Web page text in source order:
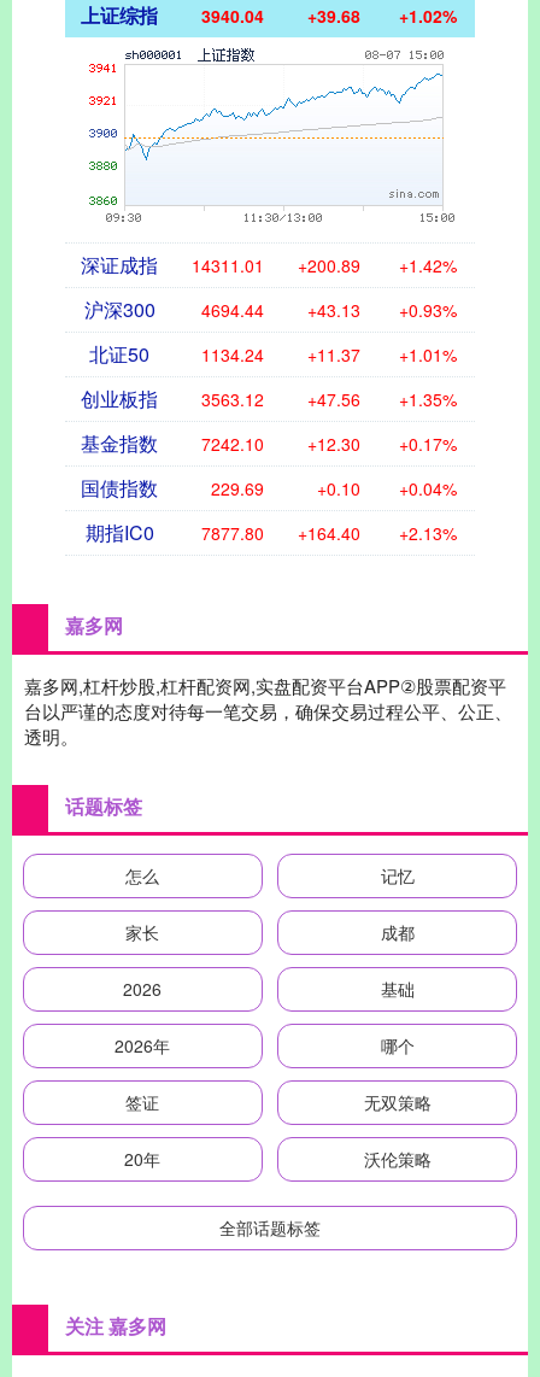
上证综指 3940.04 +39.68 +1.02%
深证成指 14311.01 +200.89 +1.42%
沪深300 4694.44 +43.13 +0.93%
北证50 1134.24 +11.37 +1.01%
创业板指 3563.12 +47.56 +1.35%
基金指数 7242.10 +12.30 +0.17%
国债指数 229.69 +0.10 +0.04%
期指IC0 7877.80 +164.40 +2.13%
嘉多网
嘉多网,杠杆炒股,杠杆配资网,实盘配资平台APP②股票配资平
台以严谨的态度对待每一笔交易，确保交易过程公平、公正、
透明。
话题标签
怎么 记忆
家长 成都
2026 基础
2026年 哪个
签证 无双策略
20年 沃伦策略
全部话题标签
关注 嘉多网